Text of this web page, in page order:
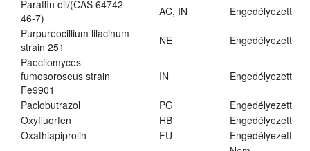
Paraffin oil/(CAS 64742-
46-7)
AC, IN
Engedélyezett
Purpureocillium lilacinum
strain 251
NE
Engedélyezett
Paecilomyces
fumosoroseus strain
Fe9901
IN Engedélyezett
Paclobutrazol PG
Engedélyezett
Oxyfluorfen
HB
Engedélyezett
Oxathiapiprolin
FU
Engedélyezett